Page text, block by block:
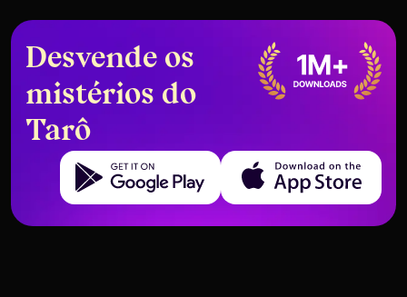
Desvende os
mistérios do
Tarô
Get it on Google Play Download on the App Store